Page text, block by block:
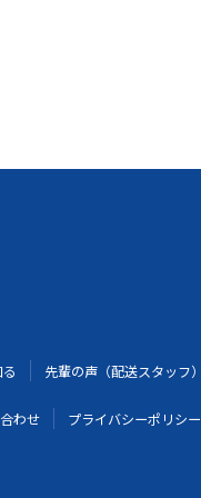
先輩の声（配送スタッフ）
わせ プライバシーポリシー